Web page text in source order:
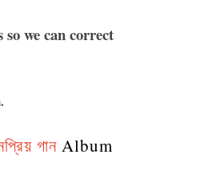
we can correct
গানAlbum